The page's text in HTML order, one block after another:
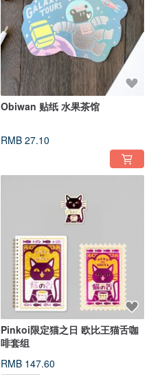
Obiwan 贴纸 水果茶馆
RMB 27.10
Pinkoi限定猫之日 欧比王猫舌咖
啡套组
RMB 147.60